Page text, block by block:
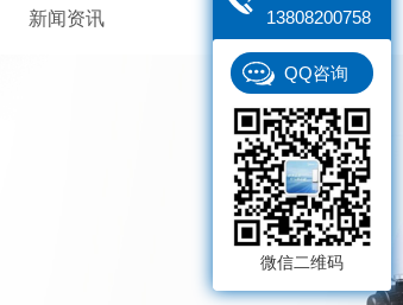
新闻资讯 联系我们13808200758
QQ咨询
微信二维码